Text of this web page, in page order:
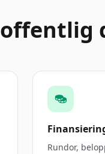
Rundor,